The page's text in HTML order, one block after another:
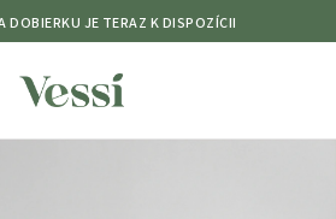
DOBIERKU JE TERAZ K DISPOZÍCII